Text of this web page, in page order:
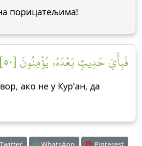
порицатељима!
فَبِأَيِّ حَدِيثِۭ بَعۡدَهُۥ يُؤۡمِنُونَ [٥٠]
ако не у Кур'ан, да